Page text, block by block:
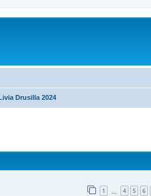
Drusilla 2024
1 4 5 6